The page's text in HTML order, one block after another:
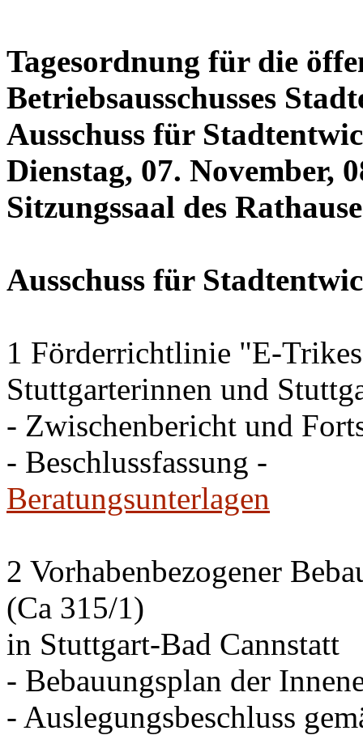
Tagesordnung für die
Betriebsausschusses
Ausschuss für
Dienstag, 07. November,
Sitzungssaal des
Ausschuss für
1 Förderrichtlinie "E-
Stuttgarterinnen und
- Zwischenbericht und
- Beschlussfassung -
Beratungsunterlagen
2 Vorhabenbezogener
(Ca 315/1)
in Stuttgart-Bad Cannstatt
- Bebauungsplan der
- Auslegungsbeschluss